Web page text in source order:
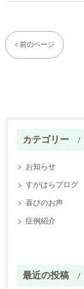
< 前のページ
カテゴリー
お知らせ
すがはらブログ
喜びのお声
症例紹介
最近の投稿